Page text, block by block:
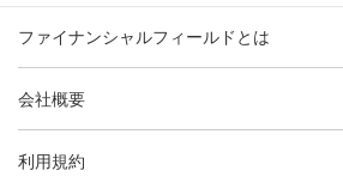
ファイナンシャルフィールドとは
会社概要
利用規約